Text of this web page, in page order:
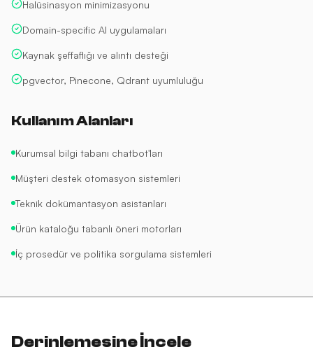
Halüsinasyon minimizasyonu
Domain-specific AI uygulamaları
Kaynak şeffaflığı ve alıntı desteği
pgvector, Pinecone, Qdrant uyumluluğu
Kullanım Alanları
Kurumsal bilgi tabanı chatbot'ları
Müşteri destek otomasyon sistemleri
Teknik dokümantasyon asistanları
Ürün kataloğu tabanlı öneri motorları
İç prosedür ve politika sorgulama sistemleri
Derinlemesine İncele